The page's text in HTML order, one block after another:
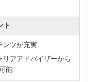
ト
ンツが充実
リアアドバイザーから
能